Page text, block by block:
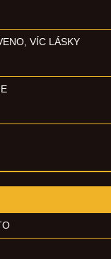
VÍC LÁSKY